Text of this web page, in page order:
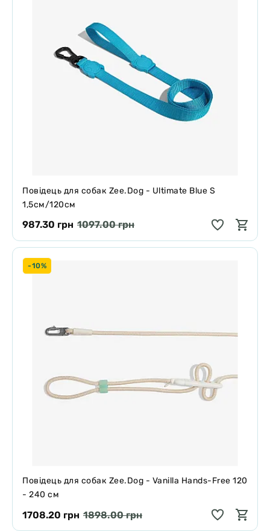
Повідець для собак Zee.Dog - Ultimate Blue S
1,5см/120см
987.30 грн 1097.00 грн
-10%
Повідець для собак Zee.Dog - Vanilla Hands-Free 120
- 240 см
1708.20 грн 1898.00 грн